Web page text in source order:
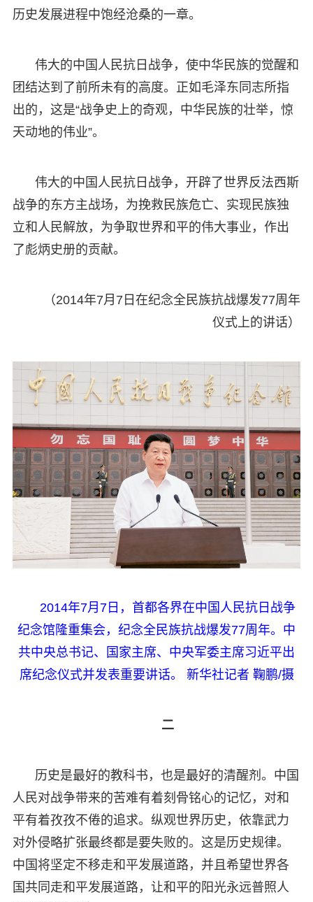
历史发展进程中饱经沧桑的一章。
伟大的中国人民抗日战争，使中华民族的觉醒和
团结达到了前所未有的高度。正如毛泽东同志所指
出的，这是“战争史上的奇观，中华民族的壮举，惊
天动地的伟业”。
伟大的中国人民抗日战争，开辟了世界反法西斯
战争的东方主战场，为挽救民族危亡、实现民族独
立和人民解放，为争取世界和平的伟大事业，作出
了彪炳史册的贡献。
（2014年7月7日在纪念全民族抗战爆发77周年
仪式上的讲话）
2014年7月7日，首都各界在中国人民抗日战争
纪念馆隆重集会，纪念全民族抗战爆发77周年。中
共中央总书记、国家主席、中央军委主席习近平出
席纪念仪式并发表重要讲话。 新华社记者 鞠鹏/摄
二
历史是最好的教科书，也是最好的清醒剂。中国
人民对战争带来的苦难有着刻骨铭心的记忆，对和
平有着孜孜不倦的追求。纵观世界历史，依靠武力
对外侵略扩张最终都是要失败的。这是历史规律。
中国将坚定不移走和平发展道路，并且希望世界各
国共同走和平发展道路，让和平的阳光永远普照人